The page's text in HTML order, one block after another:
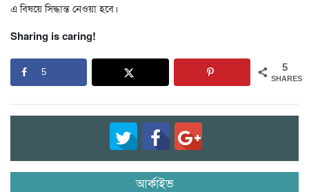
এ বিষয়ে সিদ্ধান্ত নেওয়া হবে।
Sharing is caring!
5
SHARES
5
আর্কাইভ